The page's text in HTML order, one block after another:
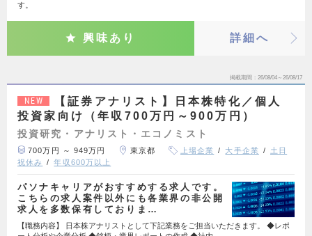
す。
興味あり 詳細へ
掲載期間 26/08/04～26/08/17
NEW
【証券アナリスト】日本株特化／個人
投資家向け（年収700万円～900万円）
投資研究・アナリスト・エコノミスト
700万円 ～ 949万円 東京都 上場企業 大手企業
土日
祝休み
年収600万以上
パソナキャリアがおすすめする求人です。
こちらの求人案件以外にも各業界の非公開
求人を多数保有しておりま…
【職務内容】 日本株アナリストとして下記業務をご担当いただきます。 ◆レポ